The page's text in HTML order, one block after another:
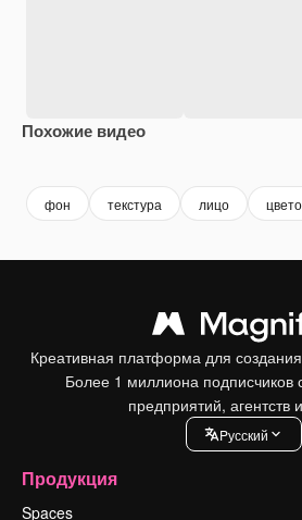
Похожие видео
фон текстура лицо
Креативная платформа для
Более 1 миллиона подписчиков
предприятий, агентств
Pусский
Продукция
Spaces